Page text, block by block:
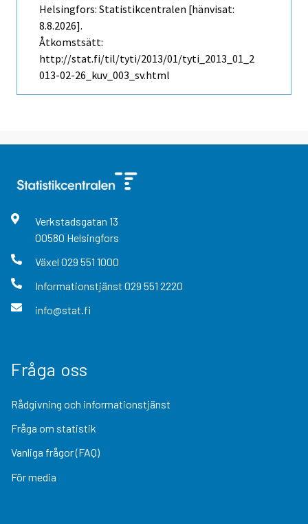
Helsingfors: Statistikcentralen [hänvisat:
8.8.2026].
Åtkomstsätt:
http://stat.fi/til/tyti/2013/01/tyti_2013_01_2
013-02-26_kuv_003_sv.html
Verkstadsgatan 13
00580 Helsingfors
Växel 029 551 1000
Informationstjänst 029 551 2220
info@stat.fi
Fråga oss
Rådgivning och informationstjänst
Fråga om statistik
Vanliga frågor (FAQ)
För media